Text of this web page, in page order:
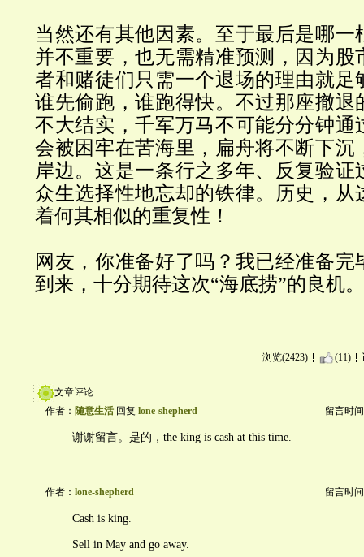
当然还有其他因素。至于最后是哪一
并不重要，也无需精准预测，因为股
者和赌徒们只需一个退场的理由就足
谁先偷跑，谁跑得快。不过那座撤退
不大结实，千军万马不可能分分钟通
会被困牢在苦海里，扁舟将不断下沉
岸边。这是一条行之多年、反复验证
众生选择性地忘却的铁律。历史，从
着何其相似的重复性！
网友，你准备好了吗？我已经准备完
到来，十分期待这次“海底捞”的良机。
浏览(2423) (11)
文章评论
作者： 随意生活 回复 lone-shepherd 留言时
谢谢留言。是的，the king is cash at this time.
作者： lone-shepherd 留言时
Cash is king.
Sell in May and go away.